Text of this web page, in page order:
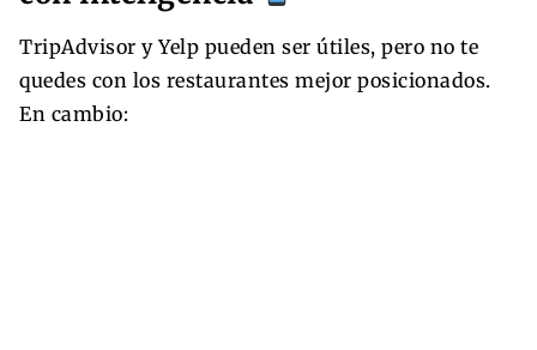
TripAdvisor y Yelp pueden ser útiles, pero no te
quedes con los restaurantes mejor posicionados.
En cambio: